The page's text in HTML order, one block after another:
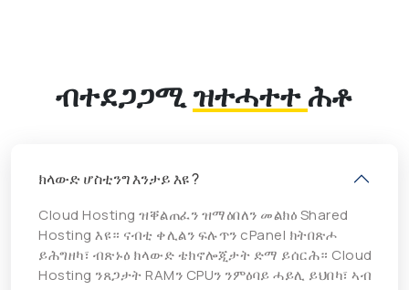
ብተደጋጋሚ ዝተሓተተ ሕቶ
ክላውድ ሆስቲንግ እንታይ እዩ ?
Cloud Hosting ዝቐልጠፈን ዝማዕበለን መልክዕ Shared
Hosting እዩ። ናብቲ ቀሊልን ፍሉጥን cPanel ክትበጽሖ
ይሕግዘካ፣ ብጽኑዕ ክላውድ ቴክኖሎጂታት ድማ ይሰርሕ። Cloud
Hosting ንጸጋታት RAMን CPUን ንምዕባይ ሓይሊ ይህበካ፣ ኣብ